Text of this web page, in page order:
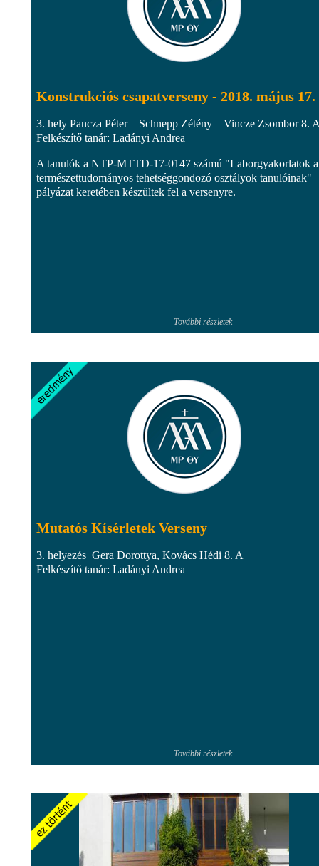
Konstrukciós csapatverseny - 2018. május 17.
3. hely Pancza Péter – Schnepp Zétény – Vincze Zsombor 8.
Felkészítő tanár: Ladányi Andrea
A tanulók a NTP-MTTD-17-0147 számú "Laborgyakorlatok a
természettudományos tehetséggondozó osztályok tanulóinak"
pályázat keretében készültek fel a versenyre.
További részletek
Mutatós Kísérletek Verseny
3. helyezés Gera Dorottya, Kovács Hédi 8. A
Felkészítő tanár: Ladányi Andrea
További részletek